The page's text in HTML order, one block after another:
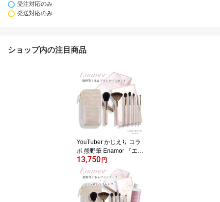
受注対応のみ
発送対応のみ
ショップ内の注目商品
YouTuber かじえり コラ
ボ 熊野筆 Enamor 『エナ
モル メイクブラシ7本＆
ブラシケースセット』 女
性 プレゼント ギフト お
洒落 可愛い ホワイトデ
ー 成人祝 クリスマス
13,750円